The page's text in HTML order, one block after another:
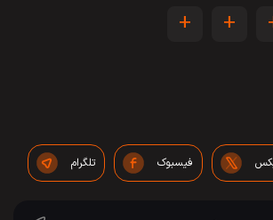
+
+
فیسبوک تلگرام